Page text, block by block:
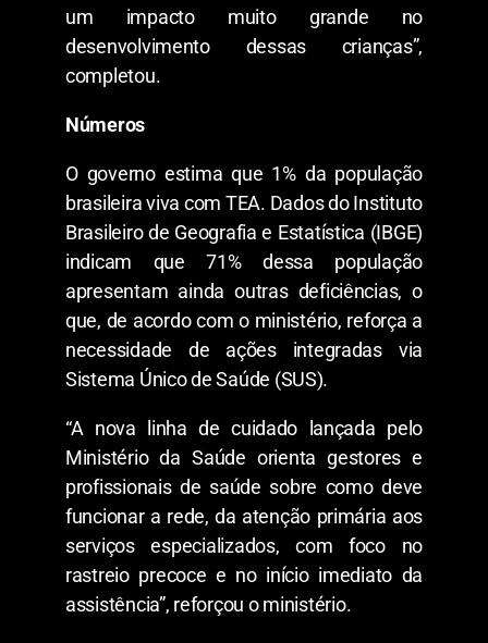
um impacto muito grande no
desenvolvimento dessas crianças”,
completou.
Números
O governo estima que 1% da população
brasileira viva com TEA. Dados do Instituto
Brasileiro de Geografia e Estatística (IBGE)
indicam que 71% dessa população
apresentam ainda outras deficiências, o
que, de acordo com o ministério, reforça a
necessidade de ações integradas via
Sistema Único de Saúde (SUS).
“A nova linha de cuidado lançada pelo
Ministério da Saúde orienta gestores e
profissionais de saúde sobre como deve
funcionar a rede, da atenção primária aos
serviços especializados, com foco no
rastreio precoce e no início imediato da
assistência”, reforçou o ministério.